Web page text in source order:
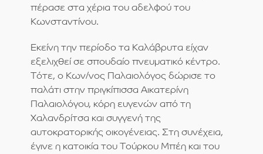
πέρασε στα χέρια του αδελφού του
Κωνσταντίνου.
Εκείνη την περίοδο τα Καλάβρυτα είχαν
εξελιχθεί σε σπουδαίο πνευματικό κέντρο.
Τότε, ο Κων/νος Παλαιολόγος δώρισε το
παλάτι στην πριγκίπισσα Αικατερίνη
Παλαιολόγου, κόρη ευγενών από τη
Χαλανδρίτσα και συγγενή της
αυτοκρατορικής οικογένειας. Στη συνέχεια,
έγινε η κατοικία του Τούρκου Μπέη και του